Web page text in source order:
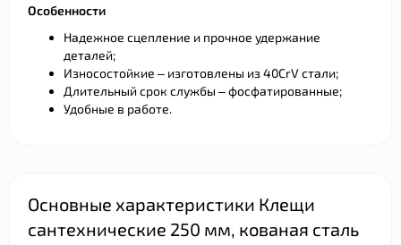
Особенности
Надежное сцепление и прочное удержание
деталей;
Износостойкие – изготовлены из 40CrV стали;
Длительный срок службы – фосфатированные;
Удобные в работе.
Основные характеристики Клещи
сантехнические 250 мм, кованая сталь